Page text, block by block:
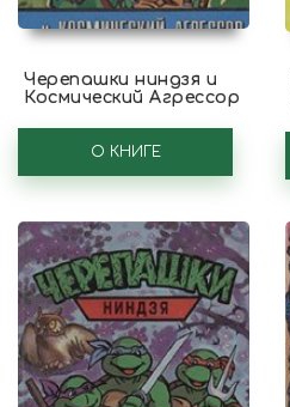
Черепашки ниндзя и
Космический Агрессор
О КНИГЕ